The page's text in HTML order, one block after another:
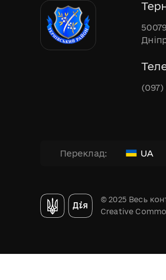
(097)
Переклад: UA
© 2025 Весь
Creative